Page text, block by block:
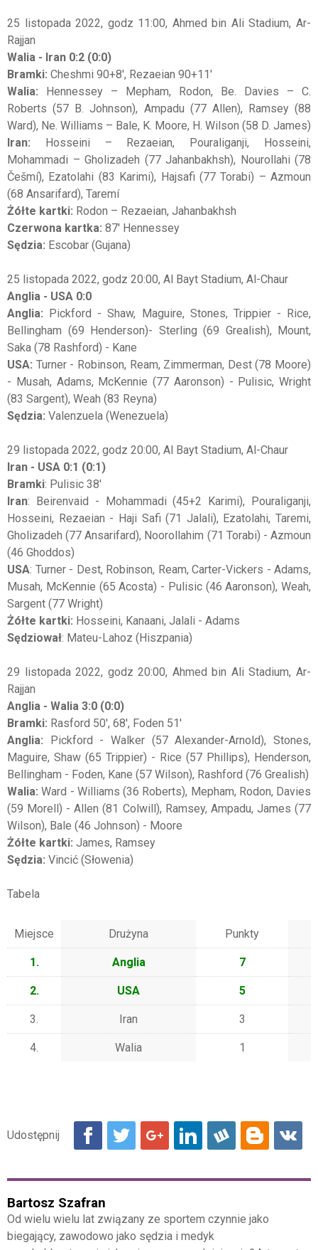
25 listopada 2022, godz 11:00, Ahmed bin Ali Stadium, Ar-
Rajjan
Walia - Iran 0:2 (0:0)
Bramki: Cheshmi 90+8', Rezaeian 90+11'
Walia:
Hennessey – Mepham, Rodon, Be. Davies – C.
Roberts (57 B. Johnson), Ampadu (77 Allen), Ramsey (88
Ward), Ne. Williams – Bale, K. Moore, H. Wilson (58 D. James)
Iran:
Hosseini – Rezaeian, Pouraliganji, Hosseini,
Mohammadi – Gholizadeh (77 Jahanbakhsh), Nourollahi (78
Češmí), Ezatolahi (83 Karimi), Hajsafi (77 Torabi) – Azmoun
(68 Ansarifard), Taremí
Żółte kartki: Rodon – Rezaeian, Jahanbakhsh
Czerwona kartka: 87' Hennessey
Sędzia: Escobar (Gujana)
25 listopada 2022, godz 20:00, Al Bayt Stadium, Al-Chaur
Anglia - USA 0:0
Anglia: Pickford - Shaw, Maguire, Stones, Trippier - Rice,
Bellingham (69 Henderson)- Sterling (69 Grealish), Mount,
Saka (78 Rashford) - Kane
USA: Turner - Robinson, Ream, Zimmerman, Dest (78 Moore)
- Musah, Adams, McKennie (77 Aaronson) - Pulisic, Wright
(83 Sargent), Weah (83 Reyna)
Sędzia: Valenzuela (Wenezuela)
29 listopada 2022, godz 20:00, Al Bayt Stadium, Al-Chaur
Iran - USA 0:1 (0:1)
Bramki: Pulisic 38'
Iran: Beirenvaid - Mohammadi (45+2 Karimi), Pouraliganji,
Hosseini, Rezaeian - Haji Safi (71 Jalali), Ezatolahi, Taremi,
Gholizadeh (77 Ansarifard), Noorollahim (71 Torabi) - Azmoun
(46 Ghoddos)
USA: Turner - Dest, Robinson, Ream, Carter-Vickers - Adams,
Musah, McKennie (65 Acosta) - Pulisic (46 Aaronson), Weah,
Sargent (77 Wright)
Żółte kartki: Hosseini, Kanaani, Jalali - Adams
Sędziował: Mateu-Lahoz (Hiszpania)
29 listopada 2022, godz 20:00, Ahmed bin Ali Stadium, Ar-
Rajjan
Anglia - Walia 3:0 (0:0)
Bramki: Rasford 50', 68', Foden 51'
Anglia: Pickford - Walker (57 Alexander-Arnold), Stones,
Maguire, Shaw (65 Trippier) - Rice (57 Phillips), Henderson,
Bellingham - Foden, Kane (57 Wilson), Rashford (76 Grealish)
Walia:Ward - Williams (36 Roberts), Mepham, Rodon, Davies
(59 Morell) - Allen (81 Colwill), Ramsey, Ampadu, James (77
Wilson), Bale (46 Johnson) - Moore
Żółte kartki: James, Ramsey
Sędzia: Vincić (Słowenia)
Tabela
Miejsce Drużyna Punkty
1. Anglia 7
2. USA 5
3. Iran 3
4. Walia 1
Bartosz Szafran
Od wielu wielu lat związany ze sportem czynnie jako
biegający, zawodowo jako sędzia i medyk